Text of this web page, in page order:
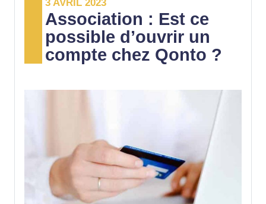
de montant et d'opérations selon l'offre
souscrite.
3 AVRIL 2023
Association : Est ce
possible d’ouvrir un
compte chez Qonto ?